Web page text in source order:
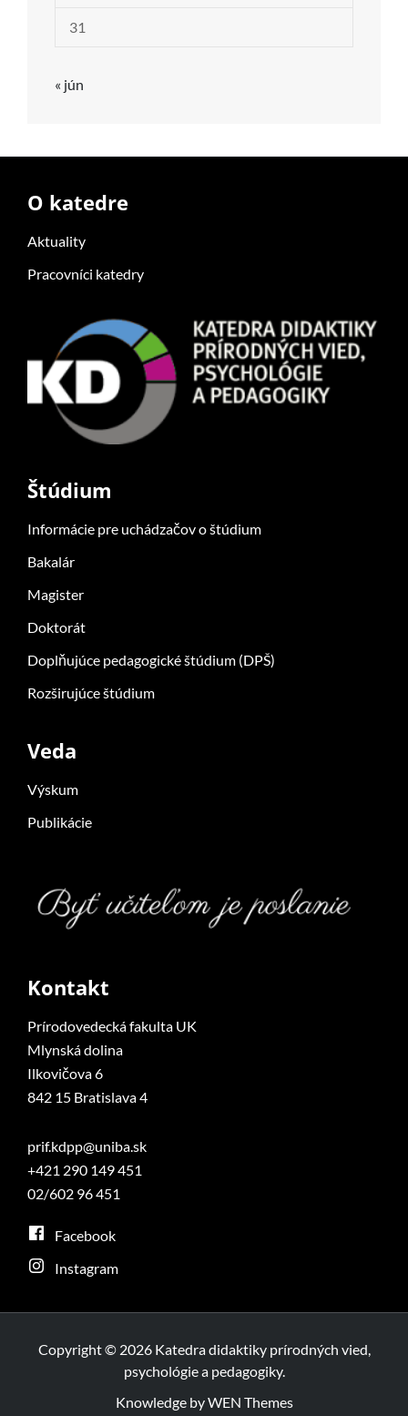
31
« jún
O katedre
Aktuality
Pracovníci katedry
Štúdium
Informácie pre uchádzačov o štúdium
Bakalár
Magister
Doktorát
Doplňujúce pedagogické štúdium (DPŠ)
Rozširujúce štúdium
Veda
Výskum
Publikácie
Kontakt
Prírodovedecká fakulta UK
Mlynská dolina
Ilkovičova 6
842 15 Bratislava 4
prif.kdpp@uniba.sk
+421 290 149 451
02/602 96 451
Facebook
Instagram
Copyright © 2026 Katedra didaktiky prírodných vied,
psychológie a pedagogiky.
Knowledge byWEN Themes